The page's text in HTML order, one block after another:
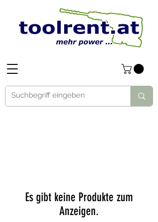
Es gibt keine Produkte zum
Anzeigen.